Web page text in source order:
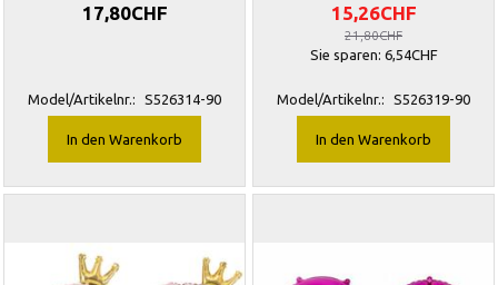
17,80CHF
Model/Artikelnr.: S526314-90
In den Warenkorb
15,26CHF
21,80CHF
Sie sparen: 6,54CHF
Model/Artikelnr.: S526319-90
In den Warenkorb